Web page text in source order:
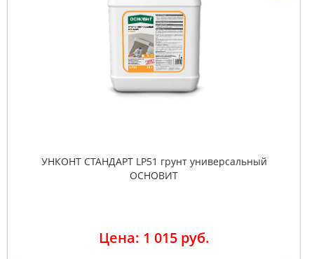
УНКОНТ СТАНДАРТ LP51 грунт универсальный
ОСНОВИТ
Цена: 1 015 руб.